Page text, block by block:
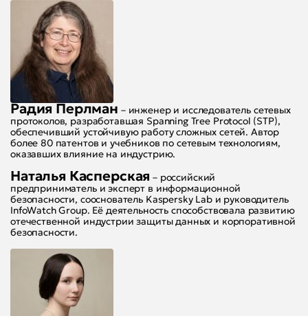
Радия Перлман – инженер и исследователь сетевых
протоколов, разработавшая Spanning Tree Protocol (STP),
обеспечивший устойчивую работу сложных сетей. Автор
более 80 патентов и учебников по сетевым технологиям,
оказавших влияние на индустрию.
Наталья Касперская – российский
предприниматель и эксперт в информационной
безопасности, сооснователь Kaspersky Lab и руководитель
InfoWatch Group. Её деятельность способствовала развитию
отечественной индустрии защиты данных и корпоративной
безопасности.